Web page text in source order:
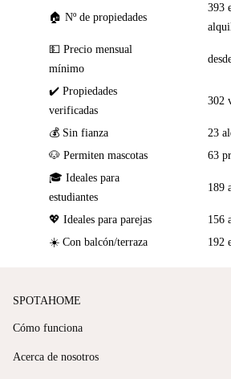
🏠 Nº de propiedades
393
💵 Precio mensual
mínimo
✔️ Propiedades
verificadas
302
💰 Sin fianza
23
🐶 Permiten mascotas
63
🎓 Ideales para
estudiantes
189
💖 Ideales para parejas
156
☀️ Con balcón/terraza
192
SPOTAHOME
Cómo funciona
Acerca de nosotros